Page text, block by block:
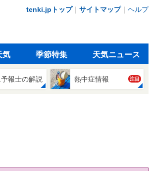
tenki.jpトップ｜ サイトマップ｜ ヘルプ
気 季節特集 天気ニュース
報士の解説 熱中症情報 注目